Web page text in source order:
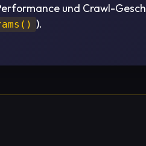
und Crawl-
).